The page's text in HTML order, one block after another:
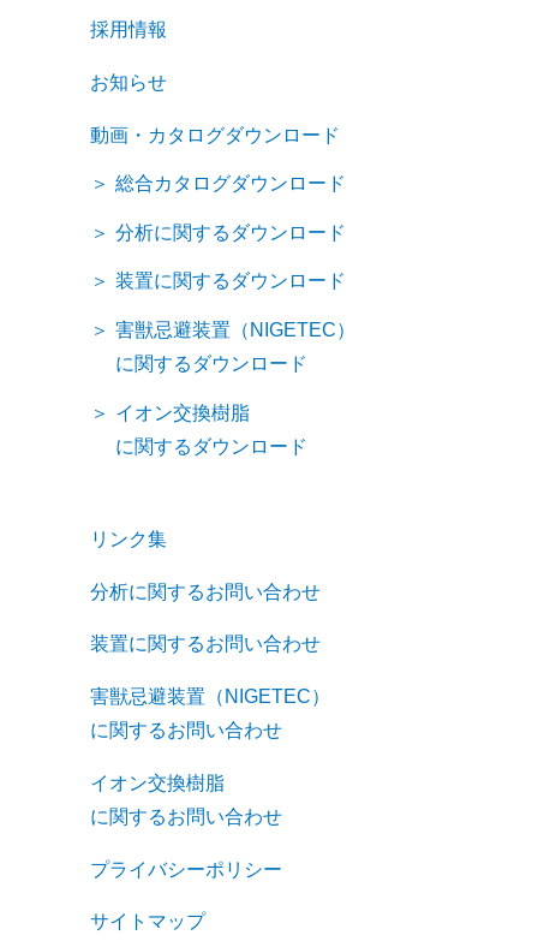
採用情報
お知らせ
動画・カタログダウンロード
総合カタログダウンロード
分析に関するダウンロード
装置に関するダウンロード
害獣忌避装置（NIGETEC）
に関するダウンロード
イオン交換樹脂
に関するダウンロード
リンク集
分析に関するお問い合わせ
装置に関するお問い合わせ
害獣忌避装置（NIGETEC）
に関するお問い合わせ
イオン交換樹脂
に関するお問い合わせ
プライバシーポリシー
サイトマップ